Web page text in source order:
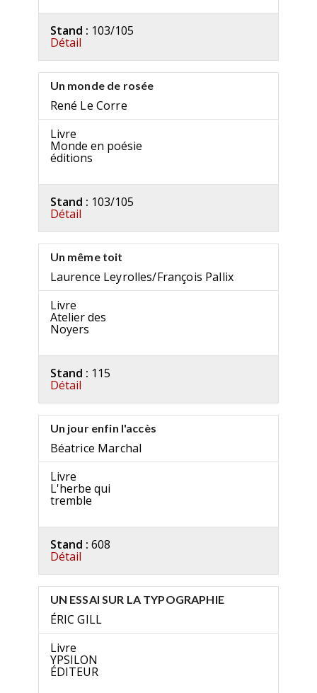
Stand : 103/105
Détail
Un monde de rosée
René Le Corre
Livre
Monde en poésie
éditions
Stand : 103/105
Détail
Un même toit
Laurence Leyrolles/François Pallix
Livre
Atelier des
Noyers
Stand : 115
Détail
Un jour enfin l'accès
Béatrice Marchal
Livre
L'herbe qui
tremble
Stand : 608
Détail
UN ESSAI SUR LA TYPOGRAPHIE
ÉRIC GILL
Livre
YPSILON
ÉDITEUR